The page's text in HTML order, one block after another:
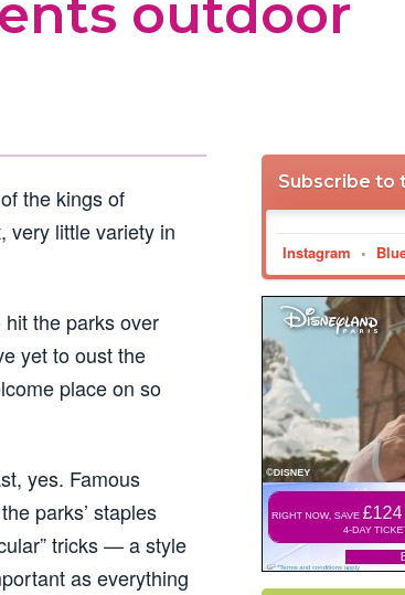
outdoor
the kings of
very little variety in
hit the parks over
yet to oust the
place on so
yes. Famous
parks’ staples
tricks — a style
as everything
Subscribe to
Instagram •